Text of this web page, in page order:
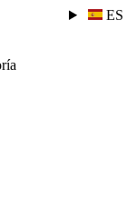
ES